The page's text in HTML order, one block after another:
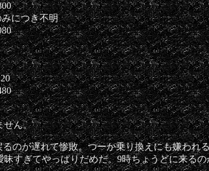
につき不明
ん。
のが遅れて惨敗。つーか乗り換えにも嫌われ
すぎてやっぱりだめだ。9時ちょうどに来る